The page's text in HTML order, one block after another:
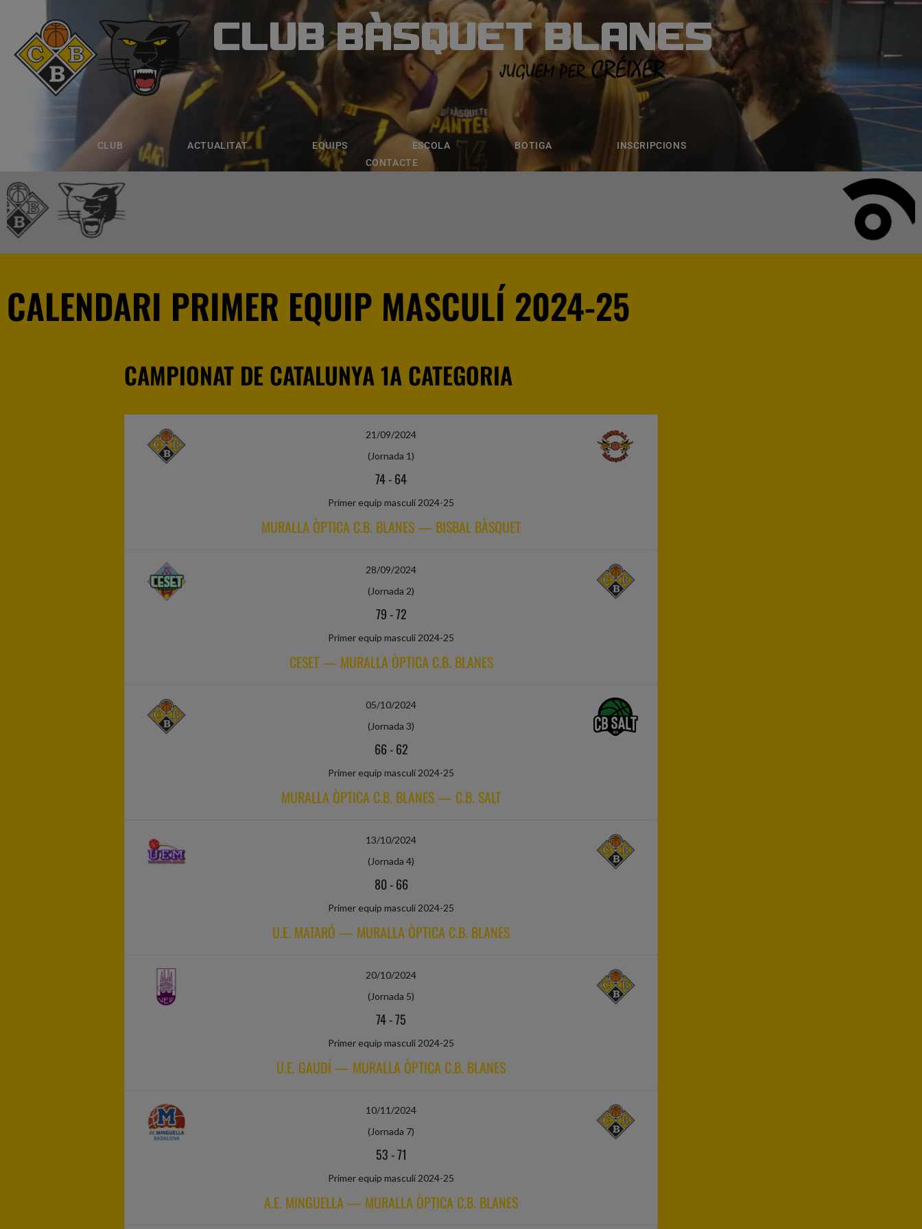
CLUB BÀSQUET BLANES
CLUB ACTUALITAT EQUIPS ESCOLA BOTIGA
INSCRIPCIONS
CONTACTE
CLUB BÀSQUET BLANES
ACTUALITAT ESCOLA BOTIGA INSCRIPCIONS
CALENDARI PRIMER EQUIP MASCULÍ 2024-25
CAMPIONAT DE CATALUNYA 1A CATEGORIA
21/09/2024
(Jornada 1)
74-64
Primer equip masculí 2024-25
MURALLA ÒPTICA C.B. BLANES — BISBAL BÀSQUET
28/09/2024
(Jornada 2)
79-72
Primer equip masculí 2024-25
CESET — MURALLA ÒPTICA C.B. BLANES
05/10/2024
(Jornada 3)
66-62
Primer equip masculí 2024-25
MURALLA ÒPTICA C.B. BLANES — C.B. SALT
13/10/2024
(Jornada 4)
80-66
Primer equip masculí 2024-25
U.E. MATARÓ — MURALLA ÒPTICA C.B. BLANES
20/10/2024
(Jornada 5)
74-75
Primer equip masculí 2024-25
U.E. GAUDÍ — MURALLA ÒPTICA C.B. BLANES
10/11/2024
(Jornada 7)
53-71
Primer equip masculí 2024-25
A.E. MINGUELLA — MURALLA ÒPTICA C.B. BLANES